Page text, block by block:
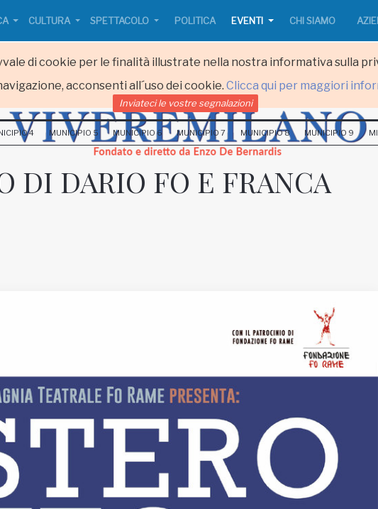
di cookie per le finalità illustrate nella nostra informativa sulla
acconsenti all´uso dei cookie. Clicca qui per maggiori
CULTURA SPETTACOLO POLITICA EVENTI CHI SIAMO
Inviateci le vostre segnalazioni
4 MUNICIPIO 5 MUNICIPIO 6 MUNICIPIO 7 MUNICIPIO 8 MUNICIPIO 9
DI DARIO FO E FRANCA